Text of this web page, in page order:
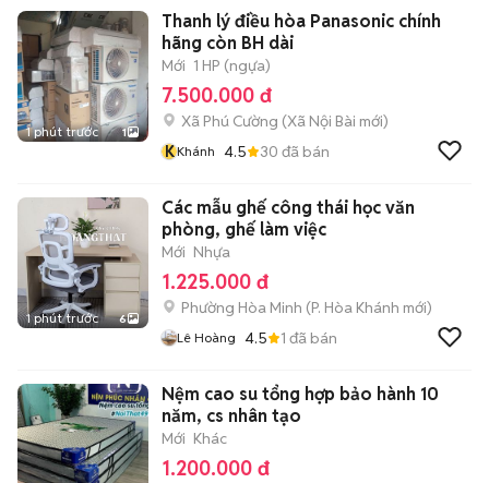
1 phút trước 1
Thanh lý điều hòa Panasonic chính
hãng còn BH dài
Mới 1 HP (ngựa)
7.500.000 đ
Xã Phú Cường (Xã Nội Bài mới)
KKhánh 4.5 30 đã bán
1 phút trước 6
Các mẫu ghế công thái học văn
phòng, ghế làm việc
Mới Nhựa
1.225.000 đ
Phường Hòa Minh (P. Hòa Khánh mới)
Lê Hoàng 4.5 1 đã bán
Nệm cao su tổng hợp bảo hành 10
năm, cs nhân tạo
Mới Khác
1.200.000 đ